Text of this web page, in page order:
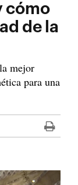
cómo
de la
mejor
para una